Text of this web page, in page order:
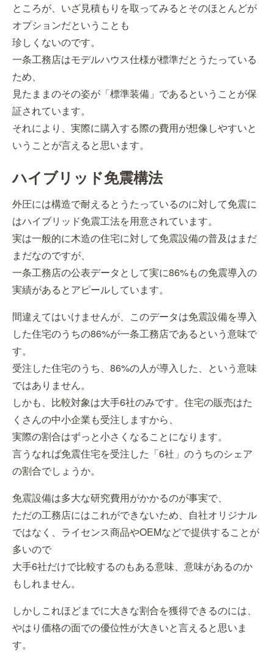
ところが、いざ見積もりを取ってみるとそのほとんどが
オプションだということも
珍しくないのです。
一条工務店はモデルハウス仕様が標準だとうたっている
ため、
見たままのその姿が「標準装備」であるということが保
証されています。
それにより、実際に購入する際の費用が想像しやすいと
いうことが言えると思います。
ハイブリッド免震構法
外圧には構造で耐えるとうたっているのに対して免震に
はハイブリッド免震工法を用意されています。
実は一般的に木造の住宅に対して免震設備の普及はまだ
まだなのですが、
一条工務店の公表データとして実に86%もの免震導入の
実績があるとアピールしています。
間違えてはいけませんが、このデータは免震設備を導入
した住宅のうちの86%が一条工務店であるという意味で
す。
受注した住宅のうち、86%の人が導入した、という意味
ではありません。
しかも、比較対象は大手6社のみです。住宅の販売はた
くさんの中小企業も受注しますから、
実際の割合はずっと小さくなることになります。
言うなれば免震住宅を受注した「6社」のうちのシェア
の割合でしょうか。
免震設備は多大な研究費用がかかるのが事実で、
ただの工務店にはこれができないため、自社オリジナル
ではなく、ライセンス商品やOEMなどで提供することが
多いので
大手6社だけで比較するのもある意味、意味があるのか
もしれません。
しかしこれほどまでに大きな割合を獲得できるのには、
やはり価格の面での優位性が大きいと言えると思いま
す。